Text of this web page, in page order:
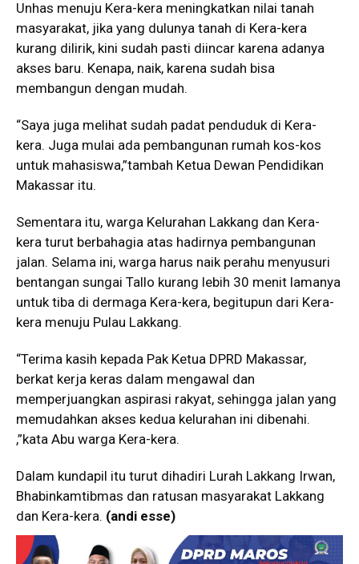
Unhas menuju Kera-kera meningkatkan nilai tanah
masyarakat, jika yang dulunya tanah di Kera-kera
kurang dilirik, kini sudah pasti diincar karena adanya
akses baru. Kenapa, naik, karena sudah bisa
membangun dengan mudah.
“Saya juga melihat sudah padat penduduk di Kera-
kera. Juga mulai ada pembangunan rumah kos-kos
untuk mahasiswa,”tambah Ketua Dewan Pendidikan
Makassar itu.
Sementara itu, warga Kelurahan Lakkang dan Kera-
kera turut berbahagia atas hadirnya pembangunan
jalan. Selama ini, warga harus naik perahu menyusuri
bentangan sungai Tallo kurang lebih 30 menit lamanya
untuk tiba di dermaga Kera-kera, begitupun dari Kera-
kera menuju Pulau Lakkang.
“Terima kasih kepada Pak Ketua DPRD Makassar,
berkat kerja keras dalam mengawal dan
memperjuangkan aspirasi rakyat, sehingga jalan yang
memudahkan akses kedua kelurahan ini dibenahi.
,”kata Abu warga Kera-kera.
Dalam kundapil itu turut dihadiri Lurah Lakkang Irwan,
Bhabinkamtibmas dan ratusan masyarakat Lakkang
dan Kera-kera. (andi esse)